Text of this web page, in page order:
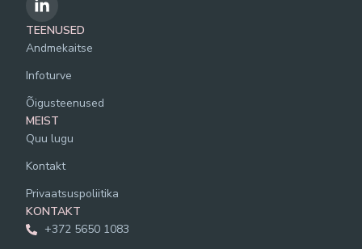
TEENUSED
Andmekaitse
Infoturve
Õigusteenused
MEIST
Quu lugu
Kontakt
Privaatsuspoliitika
KONTAKT
+372 5650 1083